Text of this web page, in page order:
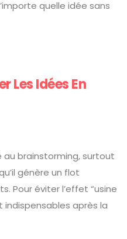
quelle idée sans
Les Idées En
au brainstorming, surtout
génère un flot
Pour éviter l’effet “usine
après la